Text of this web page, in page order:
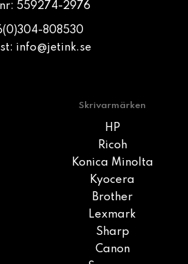
559274-2976
808530
info@jetink.se
Skrivarmärken
HP
Ricoh
Konica Minolta
Kyocera
Brother
Lexmark
Sharp
Canon